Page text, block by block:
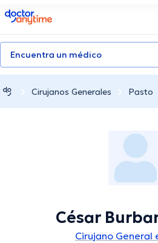
doctoranytime
Encuentra un médico
Cirujanos Generales Pasto
César
Cirujano General